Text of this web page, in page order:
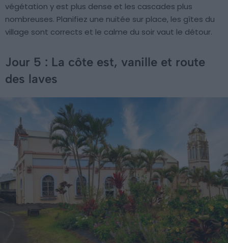
végétation y est plus dense et les cascades plus
nombreuses. Planifiez une nuitée sur place, les gîtes du
village sont corrects et le calme du soir vaut le détour.
Jour 5 : La côte est, vanille et route
des laves